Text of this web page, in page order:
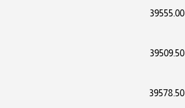
39555.00
39509.50
39578.50